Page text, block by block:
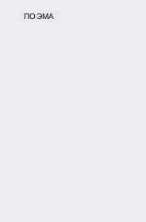
ПОЭМА